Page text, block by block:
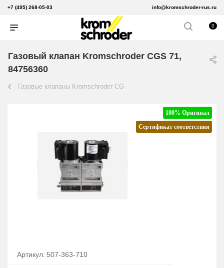
+7 (495) 268-05-03 info@kromschroder-rus.ru
0
Газовый клапан Kromschroder CGS 71,
84756360
Газовые клапаны Kromschroder CG
100% Оригинал
Сертификат соответствия
Артикул: 507-363-710